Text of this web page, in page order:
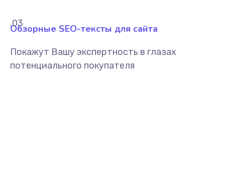
Обзорные SEO-тексты для сайта
Покажут Вашу экспертность в глазах
потенциального покупателя
.03